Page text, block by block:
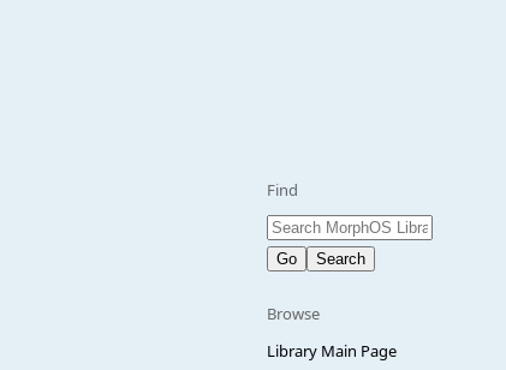
Find
Browse
Library Main Page